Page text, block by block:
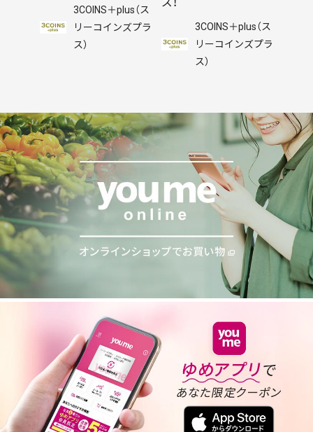
3COINS＋plus（ス
リーコインズプラ
ス）
3COINS＋plus（ス
リーコインズプラ
ス）